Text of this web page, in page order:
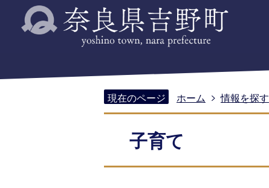
現在のページ ホーム 情報を探す
子育て